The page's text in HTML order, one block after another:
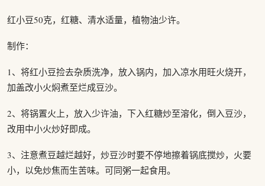
红小豆50克，红糖、清水适量，植物油少许。
制作：
1、将红小豆捡去杂质洗净，放入锅内，加入凉水用旺火烧开，
加盖改小火焖煮至烂成豆沙。
2、将锅置火上，放入少许油，下入红糖炒至溶化，倒入豆沙，
改用中小火炒好即成。
3、注意煮豆越烂越好，炒豆沙时要不停地擦着锅底搅炒，火要
小，以免炒焦而生苦味。可同粥一起食用。